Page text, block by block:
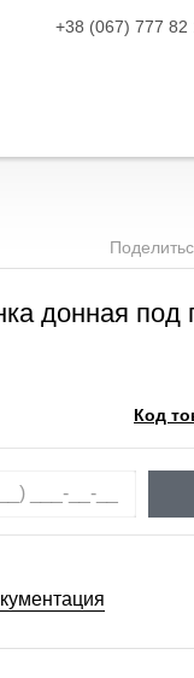
+38 (067) 777 82
донная под
Код